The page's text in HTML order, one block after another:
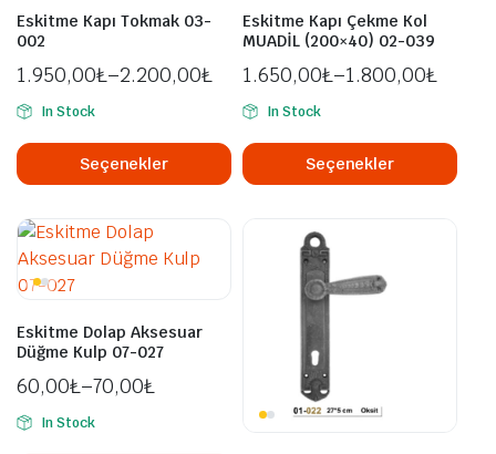
Eskitme Kapı Tokmak 03-
002
1.950,00₺–2.200,00₺
In Stock
Seçenekler
birden
varyasyonu
Seçenekler
sayfasından
seçilebilir
Eskitme Kapı Çekme Kol
MUADİL (200×40) 02-039
1.650,00₺–1.800,00₺
In Stock
Seçenekler
Eskitme Dolap Aksesuar
Düğme Kulp 07-027
60,00₺–70,00₺
In Stock